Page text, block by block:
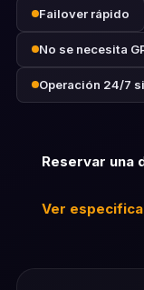
Failover rápido
No se necesita
Operación 24/7
Reservar una
Ver